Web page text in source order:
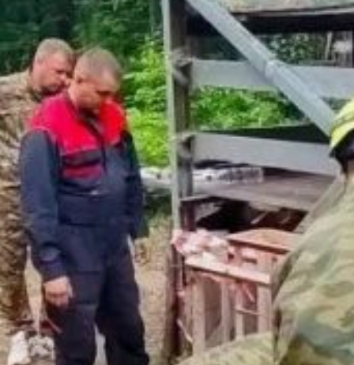
смоделировали условные
происшествия
техногенного характера
и на открытой воде.
Школьники успешно
применили аварийно-
спасательный
инструмент, грамотно
оказывали первую
помощь
и транспортировали
пострадавших
на носилках. Успех
каждого этапа зависел
от слаженности команды.
Заместителем главного
судьи по безопасности
на соревнованиях
назначен Александр
Дунаев, начальник
поисково-спасательного
отряда аварийно-
спасательной службы
Управления по делам